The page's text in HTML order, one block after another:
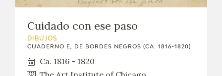
Cuidado con ese paso
DIBUJOS
CUADERNO E, DE BORDES NEGROS (CA. 1816-1820)
Ca. 1816 - 1820